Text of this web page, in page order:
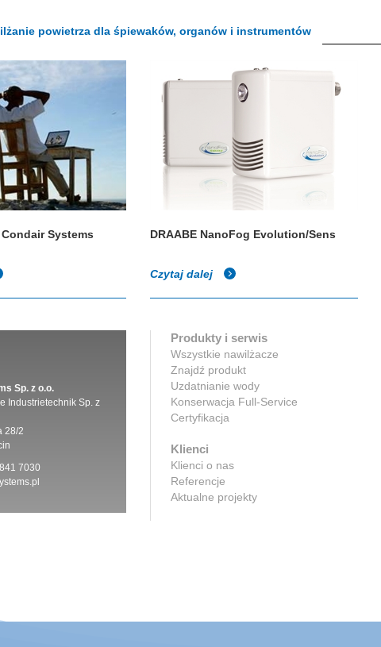
powietrza dla śpiewaków, organów i instrumentów
Systems DRAABE NanoFog Evolution/Sens
Czytaj dalej
Sp. z o.o.
Industrietechnik Sp. z
28/2
7030
Produkty i serwis
Wszystkie nawilżacze
Znajdź produkt
Uzdatnianie wody
Konserwacja Full-Service
Certyfikacja
Klienci
Klienci o nas
Referencje
Aktualne projekty